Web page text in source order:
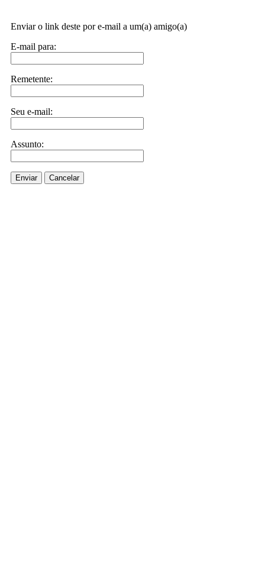
Enviar o link deste por e-mail a um(a) amigo(a)
E-mail para:
Remetente:
Seu e-mail:
Assunto:
Enviar Cancelar